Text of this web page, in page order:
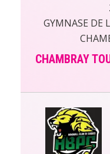
GYMNASE DE
CHAMBRAY